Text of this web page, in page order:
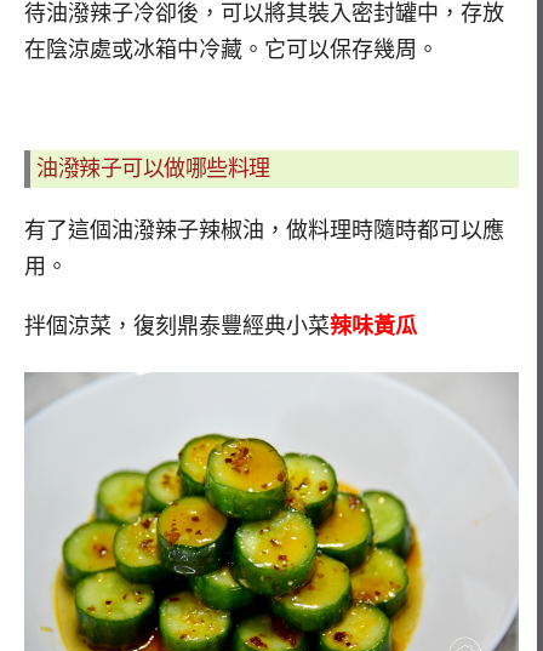
待油潑辣子冷卻後，可以將其裝入密封罐中，存放
在陰涼處或冰箱中冷藏。它可以保存幾周。
油潑辣子可以做哪些料理
有了這個油潑辣子辣椒油，做料理時隨時都可以應
用。
拌個涼菜，復刻鼎泰豐經典小菜辣味黃瓜